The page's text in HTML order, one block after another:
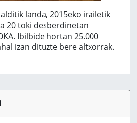
landa, 2015eko irailetik
20 toki desberdinetan
Ibilbide hortan 25.000
izan dituzte bere altxorrak.